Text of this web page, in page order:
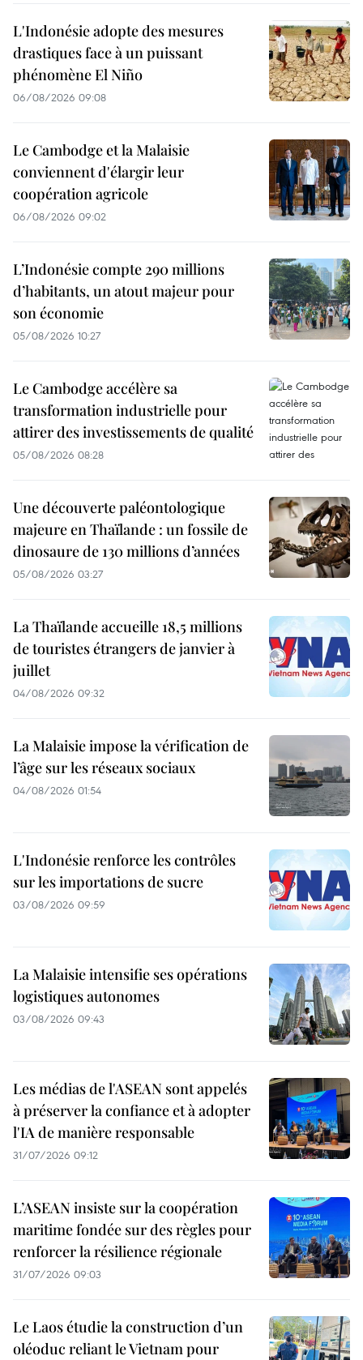
L'Indonésie adopte des mesures
drastiques face à un puissant
phénomène El Niño
06/08/2026 09:08
Le Cambodge et la Malaisie
conviennent d'élargir leur
coopération agricole
06/08/2026 09:02
L’Indonésie compte 290 millions
d’habitants, un atout majeur pour
son économie
05/08/2026 10:27
Le Cambodge accélère sa
transformation industrielle pour
attirer des investissements de qualité
05/08/2026 08:28
Une découverte paléontologique
majeure en Thaïlande : un fossile de
dinosaure de 130 millions d’années
05/08/2026 03:27
La Thaïlande accueille 18,5 millions
de touristes étrangers de janvier à
juillet
04/08/2026 09:32
La Malaisie impose la vérification de
l’âge sur les réseaux sociaux
04/08/2026 01:54
L'Indonésie renforce les contrôles
sur les importations de sucre
03/08/2026 09:59
La Malaisie intensifie ses opérations
logistiques autonomes
03/08/2026 09:43
Les médias de l'ASEAN sont appelés
à préserver la confiance et à adopter
l'IA de manière responsable
31/07/2026 09:12
L’ASEAN insiste sur la coopération
maritime fondée sur des règles pour
renforcer la résilience régionale
31/07/2026 09:03
Le Laos étudie la construction d’un
oléoduc reliant le Vietnam pour